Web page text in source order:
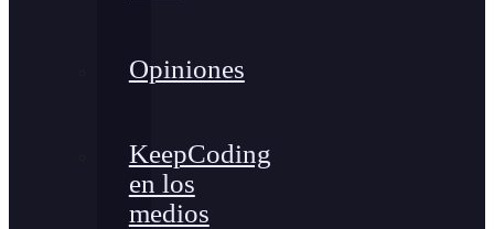
Opiniones
KeepCoding
en los
medios